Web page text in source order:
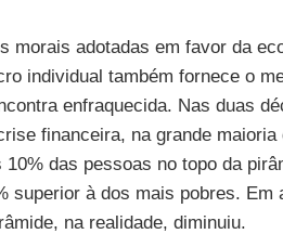
morais adotadas em favor da
individual também fornece o
enfraquecida. Nas duas
financeira, na grande
das pessoas no topo da
superior à dos mais pobres. Em
na realidade, diminuiu.